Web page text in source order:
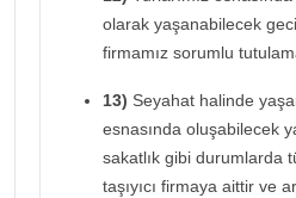
olarak yaşanabilecek
firmamız sorumlu
13) Seyahat halinde
esnasında oluşabilecek
sakatlık gibi durumlarda
taşıyıcı firmaya aittir ve